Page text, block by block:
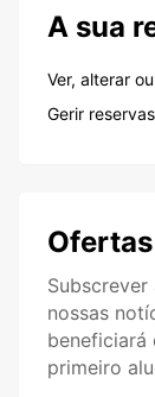
A sua
Ver, alterar
Gerir reservas
nossas
beneficiará
primeiro